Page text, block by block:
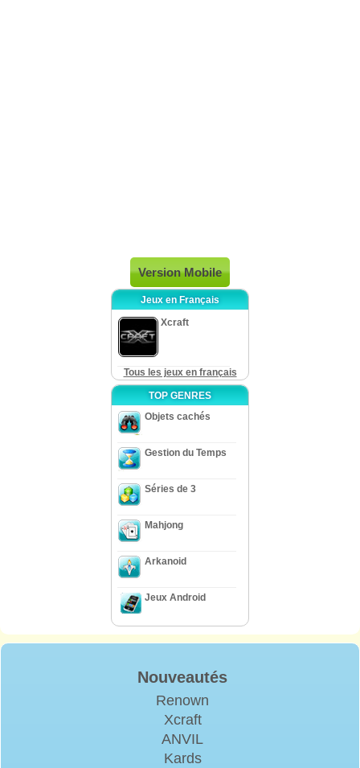
Version Mobile
Jeux en Français
Xcraft
Tous les jeux en français
TOP GENRES
Objets cachés
Gestion du Temps
Séries de 3
Mahjong
Arkanoid
Jeux Android
Nouveautés
Renown
Xcraft
ANVIL
Kards